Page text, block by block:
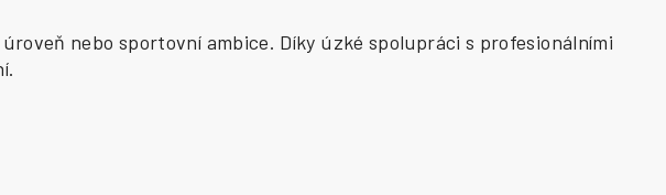
nebo sportovní ambice. Díky úzké spolupráci s profesionálními